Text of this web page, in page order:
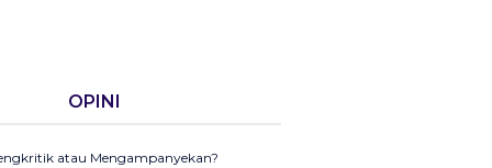
OPINI
atau Mengampanyekan?